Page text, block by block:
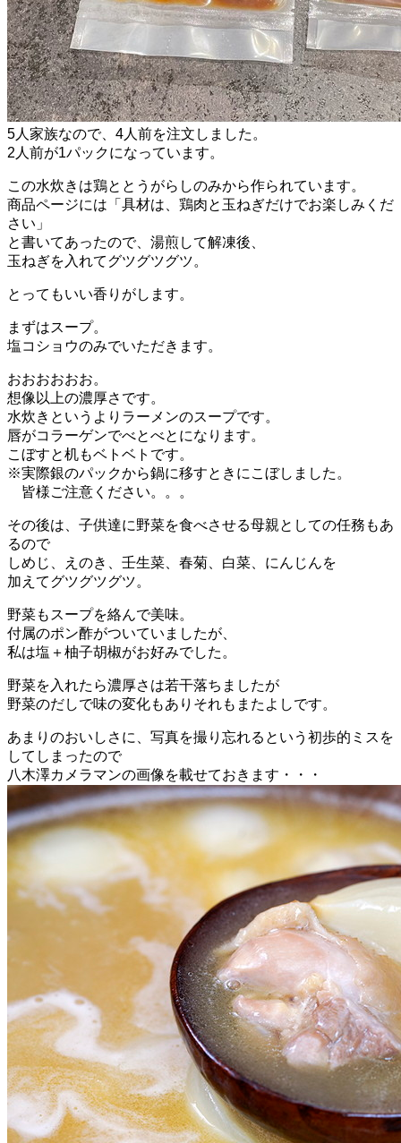
5人家族なので、4人前を注文しました。
2人前が1パックになっています。
この水炊きは鶏ととうがらしのみから作られています。
商品ページには「具材は、鶏肉と玉ねぎだけでお楽しみくだ
さい」
と書いてあったので、湯煎して解凍後、
玉ねぎを入れてグツグツグツ。
とってもいい香りがします。
まずはスープ。
塩コショウのみでいただきます。
おおおおおお。
想像以上の濃厚さです。
水炊きというよりラーメンのスープです。
唇がコラーゲンでべとべとになります。
こぼすと机もベトベトです。
※実際銀のパックから鍋に移すときにこぼしました。
皆様ご注意ください。。。
その後は、子供達に野菜を食べさせる母親としての任務もあ
るので
しめじ、えのき、壬生菜、春菊、白菜、にんじんを
加えてグツグツグツ。
野菜もスープを絡んで美味。
付属のポン酢がついていましたが、
私は塩＋柚子胡椒がお好みでした。
野菜を入れたら濃厚さは若干落ちましたが
野菜のだしで味の変化もありそれもまたよしです。
あまりのおいしさに、写真を撮り忘れるという初歩的ミスを
してしまったので
八木澤カメラマンの画像を載せておきます・・・